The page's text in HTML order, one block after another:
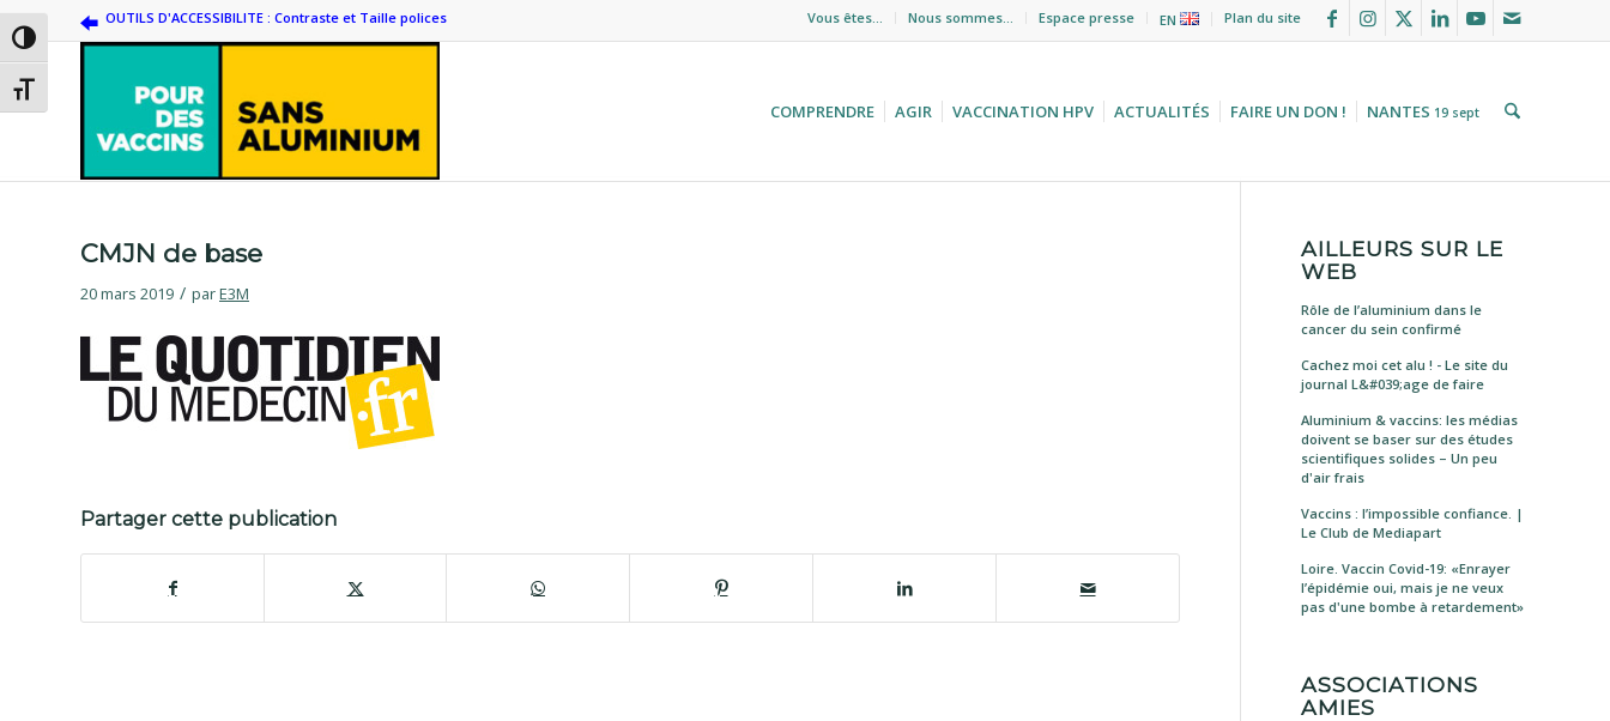
Passer en contraste élevé
Changer la taille de la police
Vous êtes… Nous sommes… Espace presse EN Plan du site
OUTILS D'ACCESSIBILITE : Contraste et Taille polices
COMPRENDRE AGIR VACCINATION HPV ACTUALITÉS FAIRE UN DON ! NANTES 19 sept
CMJN de base
20 mars 2019 / parE3M
Partager cette publication
AILLEURS SUR LE
WEB
Rôle de l’aluminium dans le
cancer du sein confirmé
Cachez moi cet alu ! - Le site du
journal L&#039;age de faire
Aluminium & vaccins: les médias
doivent se baser sur des études
scientifiques solides – Un peu
d'air frais
Vaccins : l’impossible confiance. |
Le Club de Mediapart
Loire. Vaccin Covid-19: «Enrayer
l’épidémie oui, mais je ne veux
pas d'une bombe à retardement»
ASSOCIATIONS
AMIES